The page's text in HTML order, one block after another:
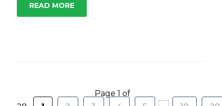
READ MORE
Page 1 of